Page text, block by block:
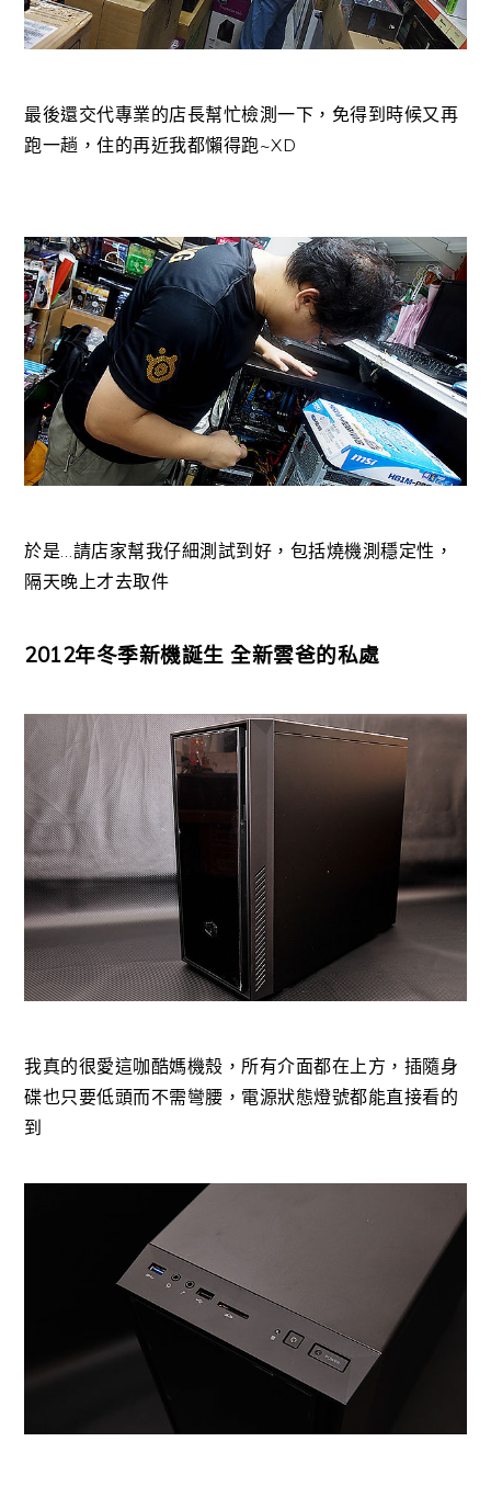
最後還交代專業的店長幫忙檢測一下，免得到時候又再
跑一趟，住的再近我都懶得跑~XD
於是…請店家幫我仔細測試到好，包括燒機測穩定性，
隔天晚上才去取件
2012年冬季新機誕生 全新雲爸的私處
我真的很愛這咖酷媽機殼，所有介面都在上方，插隨身
碟也只要低頭而不需彎腰，電源狀態燈號都能直接看的
到